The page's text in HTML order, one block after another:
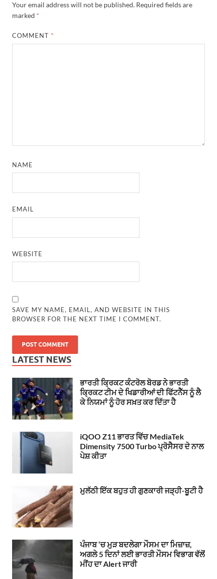
Your email address will not be published. Required fields are
marked *
COMMENT *
NAME
EMAIL
WEBSITE
SAVE MY NAME, EMAIL, AND WEBSITE IN THIS
BROWSER FOR THE NEXT TIME I COMMENT.
LATEST NEWS
ਭਾਰਤੀ ਕ੍ਰਿਕਟ ਕੰਟਰੋਲ ਬੋਰਡ ਨੇ ਭਾਰਤੀ
ਕ੍ਰਿਕਟ ਟੀਮ ਦੇ ਖਿਡਾਰੀਆਂ ਦੀ ਫਿੱਟਨੈੱਸ ਨੂੰ ਲੈ
ਕੇ ਨਿਯਮਾਂ ਨੂੰ ਹੋਰ ਸਖ਼ਤ ਕਰ ਦਿੱਤਾ ਹੈ
iQOO Z11 ਭਾਰਤ ਵਿੱਚ MediaTek
Dimensity 7500 Turbo ਪ੍ਰੋਸੈਸਰ ਦੇ ਨਾਲ
ਪੇਸ਼ ਕੀਤਾ
ਮੁਲੱਠੀ ਇੱਕ ਬਹੁਤ ਹੀ ਗੁਣਕਾਰੀ ਜੜ੍ਹੀ-ਬੂਟੀ ਹੈ
ਪੰਜਾਬ ‘ਚ ਮੁੜ ਬਦਲੇਗਾ ਮੌਸਮ ਦਾ ਮਿਜ਼ਾਜ਼,
ਅਗਲੇ 5 ਦਿਨਾਂ ਲਈ ਭਾਰਤੀ ਮੌਸਮ ਵਿਭਾਗ ਵੱਲੋਂ
ਮੀਂਹ ਦਾ Alert ਜਾਰੀ